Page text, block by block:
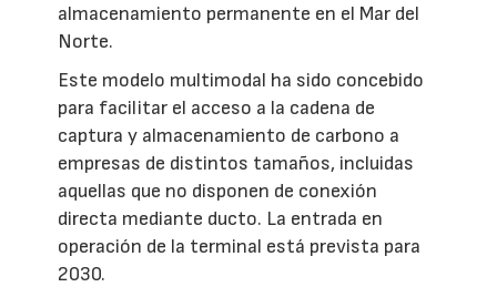
almacenamiento permanente en el Mar del
Norte.
Este modelo multimodal ha sido concebido
para facilitar el acceso a la cadena de
captura y almacenamiento de carbono a
empresas de distintos tamaños, incluidas
aquellas que no disponen de conexión
directa mediante ducto. La entrada en
operación de la terminal está prevista para
2030.